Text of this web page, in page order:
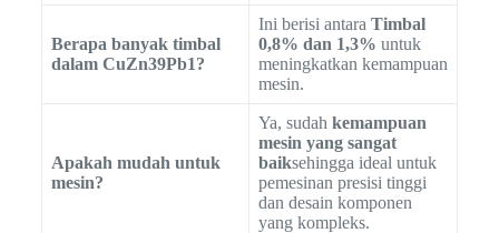
Berapa banyak timbal
dalam CuZn39Pb1?
Ini berisi antara Timbal
0,8% dan 1,3% untuk
meningkatkan kemampuan
mesin.
Apakah mudah untuk
mesin?
Ya, sudah kemampuan
mesin yang sangat
baiksehingga ideal untuk
pemesinan presisi tinggi
dan desain komponen
yang kompleks.